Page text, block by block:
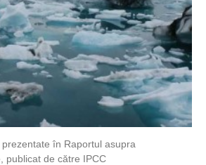
în Raportul asupra
publicat de către IPCC